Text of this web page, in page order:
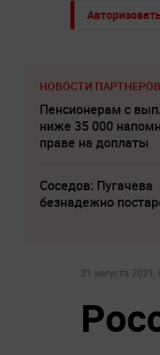
НОВОСТИ ПАРТНЕРОВ
Пенсионерам с
ниже 35 000
праве на доплаты
Соседов: Пугачева
безнадежно
21 августа 2021,